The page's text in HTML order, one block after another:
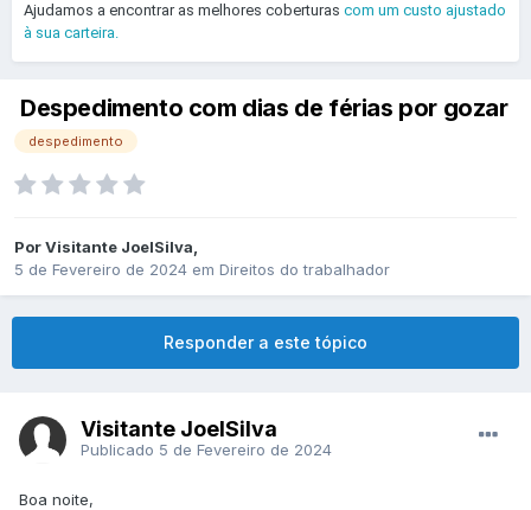
Ajudamos a encontrar as melhores coberturas com um custo ajustado
à sua carteira.
Despedimento com dias de férias por gozar
despedimento
PorVisitante JoelSilva,
5 de Fevereiro de 2024 em Direitos do trabalhador
Responder a este tópico
Visitante JoelSilva
Publicado 5 de Fevereiro de 2024
Boa noite,